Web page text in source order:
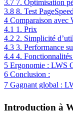
3.7 7. Optimisation
3.8 8. Test
4 Comparaison avec
4.1 1. Prix
4.2 2. Simplicité
4.3 3. Performance
4.4 4.
5 Ergonomie : LWS
6 Conclusion :
7 Gagnant global :
Introduction à